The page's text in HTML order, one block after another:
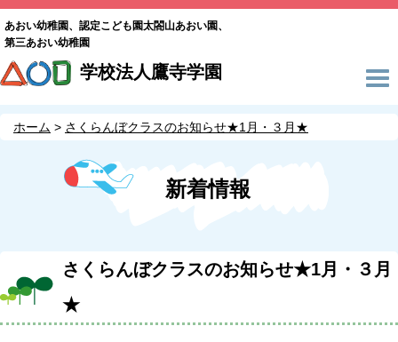
あおい幼稚園、認定こども園太閤山あおい園、
第三あおい幼稚園
学校法人鷹寺学園
ホーム さくらんぼクラスのお知らせ★1月・３月★
新着情報
さくらんぼクラスのお知らせ★1月・３月
★